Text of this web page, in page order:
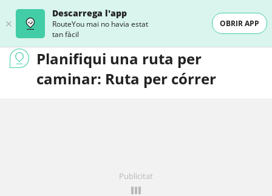
Descarrega l'app
RouteYou mai no havia estat
tan fàcil
OBRIR APP
Planifiqui una ruta per
caminar: Ruta per córrer
Publicitat